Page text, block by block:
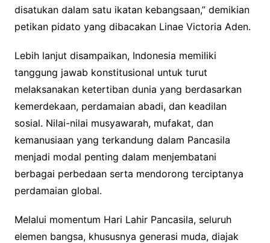
disatukan dalam satu ikatan kebangsaan,” demikian
petikan pidato yang dibacakan Linae Victoria Aden.
Lebih lanjut disampaikan, Indonesia memiliki
tanggung jawab konstitusional untuk turut
melaksanakan ketertiban dunia yang berdasarkan
kemerdekaan, perdamaian abadi, dan keadilan
sosial. Nilai-nilai musyawarah, mufakat, dan
kemanusiaan yang terkandung dalam Pancasila
menjadi modal penting dalam menjembatani
berbagai perbedaan serta mendorong terciptanya
perdamaian global.
Melalui momentum Hari Lahir Pancasila, seluruh
elemen bangsa, khususnya generasi muda, diajak